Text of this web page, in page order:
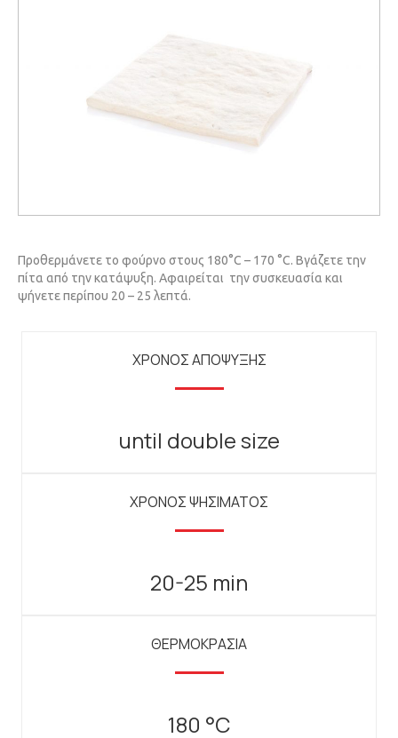
Προθερμάνετε το φούρνο στους 180°C – 170 °C. Βγάζετε την
πίτα από την κατάψυξη. Αφαιρείται την συσκευασία και
ψήνετε περίπου 20 – 25 λεπτά.
ΧΡΟΝΟΣ ΑΠΟΨΥΞΗΣ
until double size
ΧΡΟΝΟΣ ΨΗΣΙΜΑΤΟΣ
20-25 min
ΘΕΡΜΟΚΡΑΣΙΑ
180 °C